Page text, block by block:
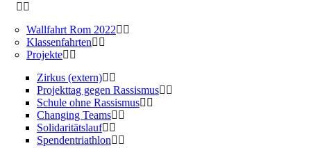
Wallfahrt Rom 2022
Klassenfahrten
Projekte
Zirkus (extern)
Projekttag gegen Rassismus
Schule ohne Rassismus
Changing Teams
Solidaritätslauf
Spendentriathlon